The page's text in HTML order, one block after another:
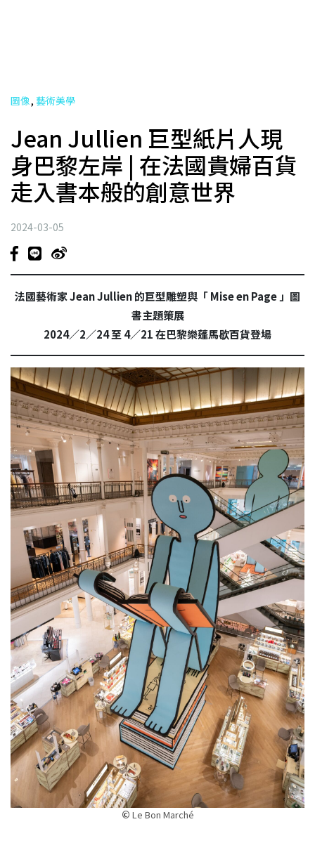
圖像, 藝術美學
Jean Jullien 巨型紙片人現
身巴黎左岸 | 在法國貴婦百貨
走入書本般的創意世界
2024-03-05
法國藝術家 Jean Jullien 的巨型雕塑與「 Mise en Page 」圖
書主題策展
2024／2／24 至 4／21 在巴黎樂蓬馬歇百貨登場
© Le Bon Marché